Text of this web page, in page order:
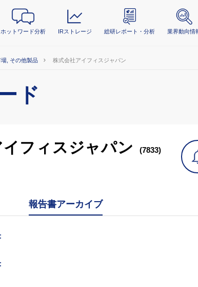
ホットワード分析 IRストレージ 総研レポート・分析 業界動向情
, その他製品 株式会社アイフィスジャパン
ド
フィスジャパン (7833)
報告書アーカイブ